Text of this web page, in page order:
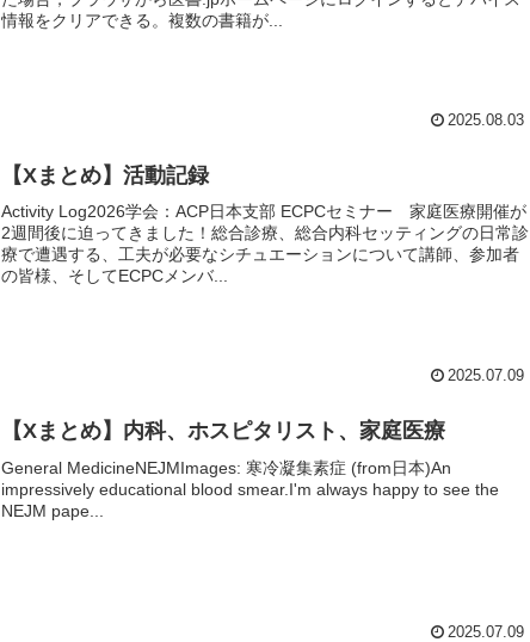
情報をクリアできる。複数の書籍が...
2025.08.03
【Xまとめ】活動記録
Activity Log2026学会：ACP日本支部 ECPCセミナー 家庭医療開催が
2週間後に迫ってきました！総合診療、総合内科セッティングの日常診
療で遭遇する、工夫が必要なシチュエーションについて講師、参加者
の皆様、そしてECPCメンバ...
2025.07.09
【Xまとめ】内科、ホスピタリスト、家庭医療
General MedicineNEJMImages: 寒冷凝集素症 (from日本)An
impressively educational blood smear.I'm always happy to see the
NEJM pape...
2025.07.09